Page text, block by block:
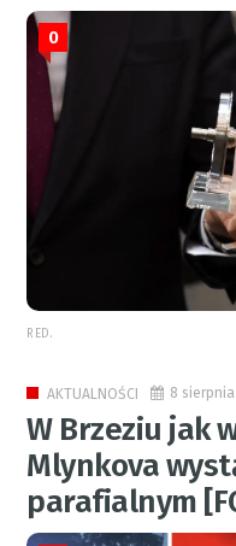
0
RED.
AKTUALNOŚCI 8 sierpnia
W Brzeziu jak
Mlynkova
parafialnym